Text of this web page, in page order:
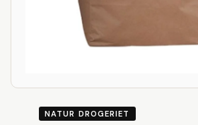
NATUR DROGERIET